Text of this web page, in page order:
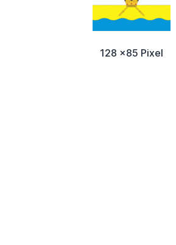
128 x85 Pixel